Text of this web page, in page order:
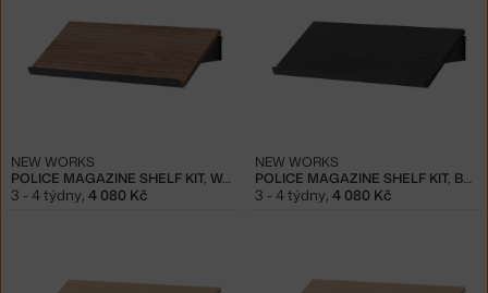
POLICE MAGAZINE SHELF KIT, WALNUT/BLACK
NEW WORKS
3 - 4 týdny, 4 080 Kč
POLICE MAGAZINE SHELF KIT, BLACK ASH/BLACK
NEW WORKS
3 - 4 týdny, 4 080 Kč